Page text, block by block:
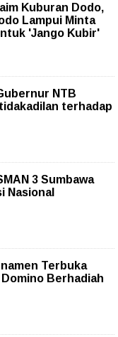
Kuburan Dodo,
Lampui Minta
'Jango Kubir'
NTB
terhadap
3 Sumbawa
Nasional
Terbuka
Berhadiah